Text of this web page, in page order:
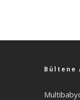
Bültene